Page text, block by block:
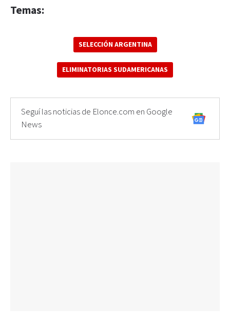
Temas:
SELECCIÓN ARGENTINA
ELIMINATORIAS SUDAMERICANAS
Seguí las noticias de Elonce.com en Google
News